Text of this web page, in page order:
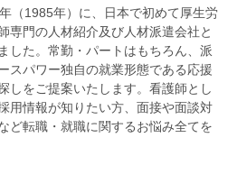
（1985年）に、日本で初めて厚生労
専門の人材紹介及び人材派遣会社と
した。常勤・パートはもちろん、派
スパワー独自の就業形態である応援
しをご提案いたします。看護師とし
用情報が知りたい方、面接や面談対
ど転職・就職に関するお悩み全てを